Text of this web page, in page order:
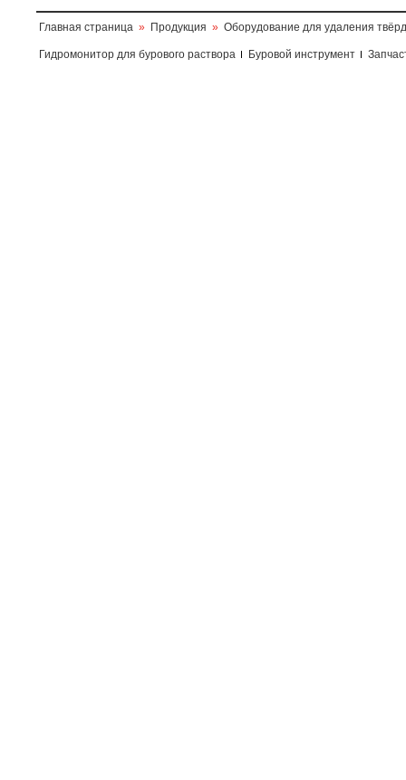
Главная страница » Продукция » Оборудование для удаления
Гидромонитор для бурового раствора Буровой инструмент